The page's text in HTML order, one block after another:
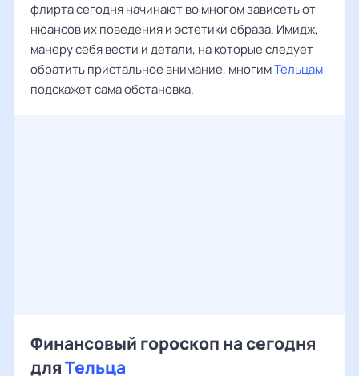
флирта сегодня начинают во многом зависеть от
нюансов их поведения и эстетики образа. Имидж,
манеру себя вести и детали, на которые следует
обратить пристальное внимание, многимТельцам
подскажет сама обстановка.
Финансовый гороскоп на сегодня
дляТельца